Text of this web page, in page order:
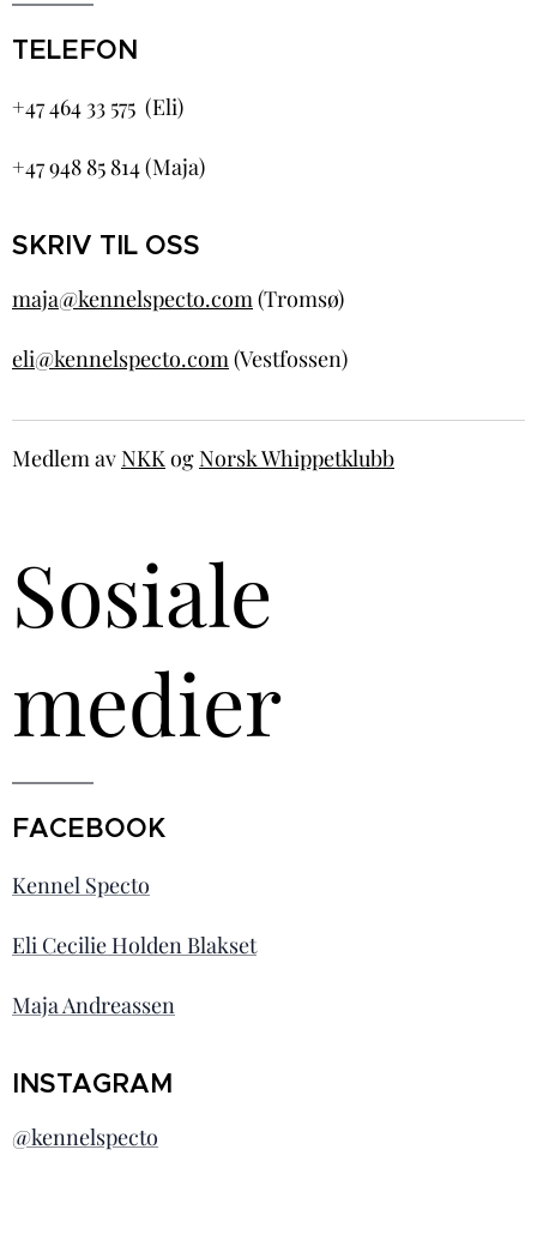
TELEFON
+47 464 33 575 (Eli)
+47 948 85 814 (Maja)
SKRIV TIL OSS
maja@kennelspecto.com(Tromsø)
eli@kennelspecto.com(Vestfossen)
Medlem av NKKog Norsk Whippetklubb
Sosiale
medier
FACEBOOK
Kennel Specto
Eli Cecilie Holden Blakset
Maja Andreassen
INSTAGRAM
@kennelspecto